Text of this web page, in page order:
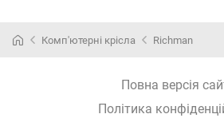
Комп'ютерні крісла Richman
Повна версія
Політика